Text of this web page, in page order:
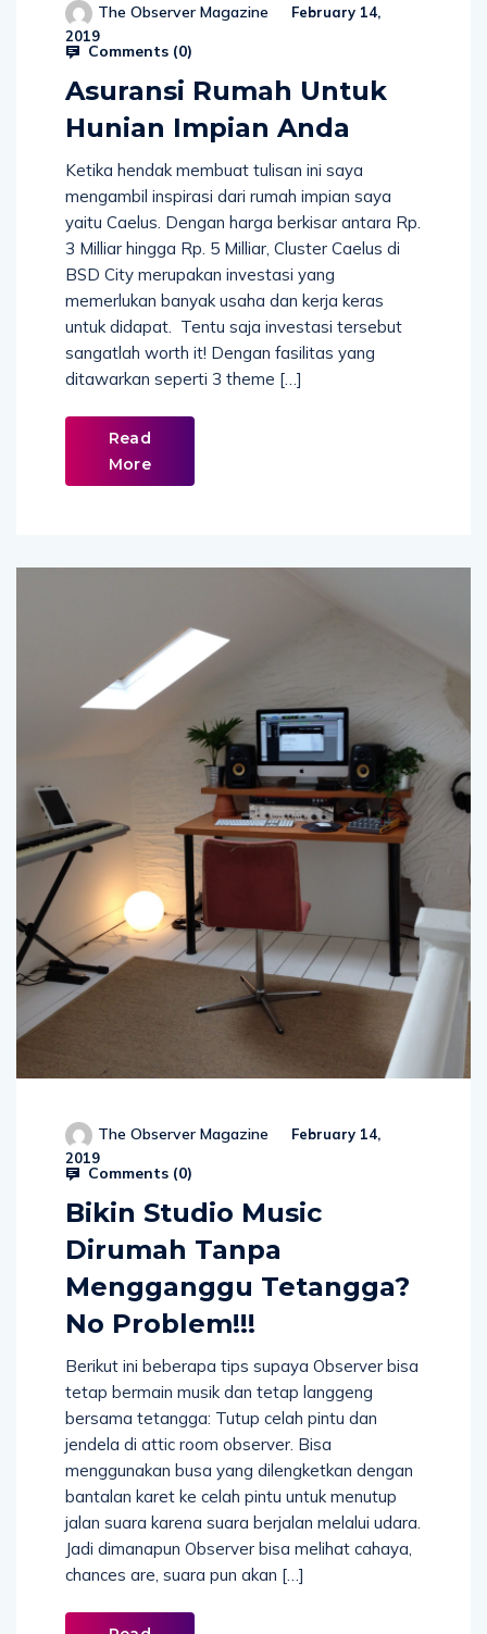
The Observer Magazine
February 14,
2019
Comments (0)
Asuransi Rumah Untuk
Hunian Impian Anda
Ketika hendak membuat tulisan ini saya
mengambil inspirasi dari rumah impian saya
yaitu Caelus. Dengan harga berkisar antara Rp.
3 Milliar hingga Rp. 5 Milliar, Cluster Caelus di
BSD City merupakan investasi yang
memerlukan banyak usaha dan kerja keras
untuk didapat. Tentu saja investasi tersebut
sangatlah worth it! Dengan fasilitas yang
ditawarkan seperti 3 theme […]
Read
More
The Observer Magazine
February 14,
2019
Comments (0)
Bikin Studio Music
Dirumah Tanpa
Mengganggu Tetangga?
No Problem!!!
Berikut ini beberapa tips supaya Observer bisa
tetap bermain musik dan tetap langgeng
bersama tetangga: Tutup celah pintu dan
jendela di attic room observer. Bisa
menggunakan busa yang dilengketkan dengan
bantalan karet ke celah pintu untuk menutup
jalan suara karena suara berjalan melalui udara.
Jadi dimanapun Observer bisa melihat cahaya,
chances are, suara pun akan […]